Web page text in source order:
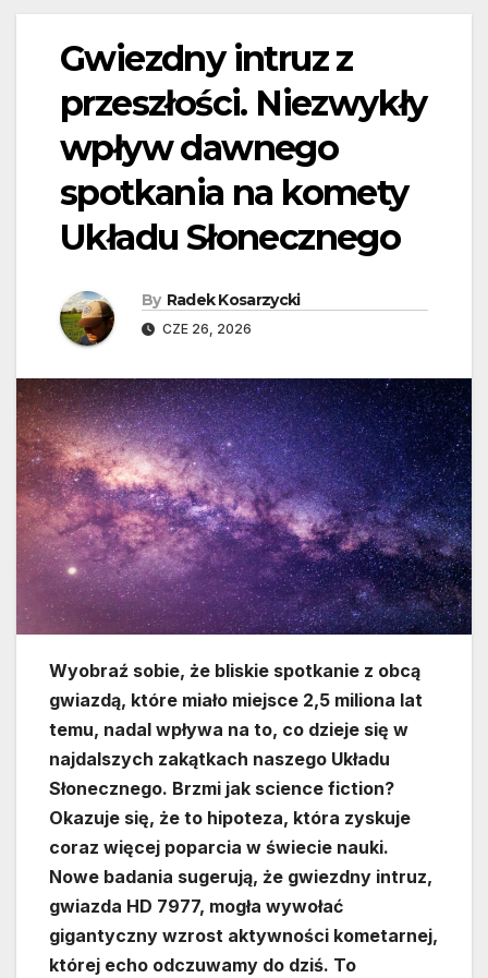
Gwiezdny intruz z
przeszłości. Niezwykły
wpływ dawnego
spotkania na komety
Układu Słonecznego
By Radek Kosarzycki
CZE 26, 2026
Wyobraź sobie, że bliskie spotkanie z obcą
gwiazdą, które miało miejsce 2,5 miliona lat
temu, nadal wpływa na to, co dzieje się w
najdalszych zakątkach naszego Układu
Słonecznego. Brzmi jak science fiction?
Okazuje się, że to hipoteza, która zyskuje
coraz więcej poparcia w świecie nauki.
Nowe badania sugerują, że gwiezdny intruz,
gwiazda HD 7977, mogła wywołać
gigantyczny wzrost aktywności kometarnej,
której echo odczuwamy do dziś. To